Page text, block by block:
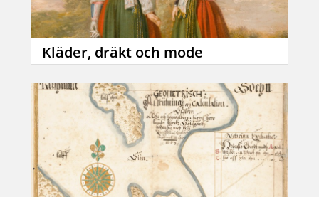
Kläder, dräkt och mode